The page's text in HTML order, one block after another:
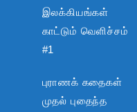
இலக்கியங்கள்
காட்டும் வெளிச்சம்
#1
புராணக் கதைகள்
முதல் புதைந்த